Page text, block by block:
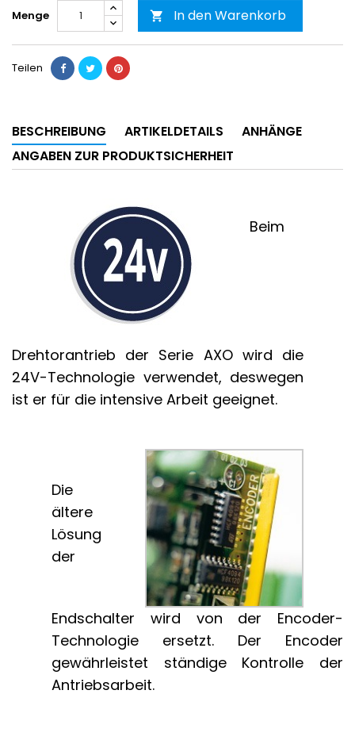
Menge  In den Warenkorb
Teilen
BESCHREIBUNG ARTIKELDETAILS
ANHÄNGE
ANGABEN ZUR PRODUKTSICHERHEIT
Beim
Drehtorantrieb der Serie AXO wird die
24V-Technologie verwendet, deswegen
ist er für die intensive Arbeit geeignet.
Die
ältere
Lösung
der
Endschalter wird von der Encoder-
Technologie ersetzt. Der Encoder
gewährleistet ständige Kontrolle der
Antriebsarbeit.